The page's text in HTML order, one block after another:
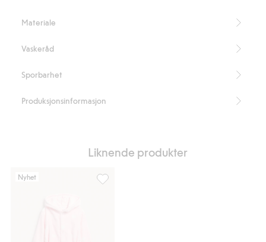
- Ved å handle bomullsplagg hos oss, støtter du Kappahls investering i
massebalansesystem, hvilket innebærer at vi ikke kan garantere at
Artikkelnummer
Materiale
Vaskeråd
Sporbarhet
Produksjonsinformasjon
Liknende produkter
Nyhet